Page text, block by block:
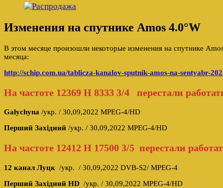
Изменения на спутнике Amos 4.0°W
В этом месяце произошли некоторые изменения на спутнике
месяца:
http://schip.com.ua/tablicza-kanalov-sputnik-amos-na-sentyabr-
На частоте 12369 H 8333 3/4 перестали
Galychyna /укр. / 30,09,2022 MPEG-4/HD
Перший Захiдний /укр. / 30,09,2022 MPEG-4/HD
На частоте 12412 H 17500 3/5 перестали
12 канал Луцк /укр. / 30,09,2022 DVB-S2/ MPEG-4
Перший Захiдний HD /укр. / 30,09,2022 MPEG-4/HD